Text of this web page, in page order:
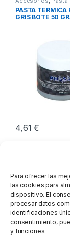
Para ofrecer las
las cookies para
dispositivo. El
procesar datos
identificaciones
consentimiento,
y funciones.
Integración
PASTA TERMICA
GRIS BOTE 50
4,61€